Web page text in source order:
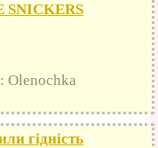
Olenochka
гідність